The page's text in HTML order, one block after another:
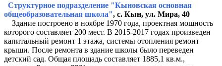
Структурное подразделение "Кыновская основная
общеобразовательная школа", с. Кын, ул. Мира, 40
Здание построено в ноябре 1970 года, проектная мощность
которого составляет 200 мест. В 2015-2017 годах произведен
капитальный ремонт 1 этажа, системы отопления ремонт
крыши. После ремонта в здание школы было переведен
детский сад. Общая площадь составляет 1885,1 кв.м.,